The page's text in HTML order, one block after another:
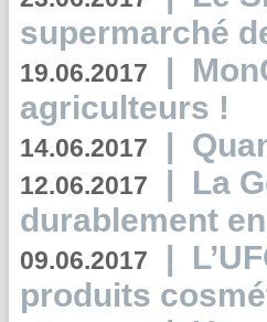
supermarché
19.06.2017 |
agriculteurs !
14.06.2017 |
12.06.2017 | La
durablement
09.06.2017 |
produits